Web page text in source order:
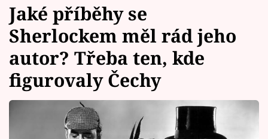
Témata
Celebrity
Vztahy
Jaké příběhy se
Sherlockem měl rád jeho
autor? Třeba ten, kde
figurovaly Čechy